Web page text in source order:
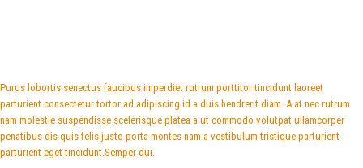
Purus lobortis senectus faucibus imperdiet rutrum porttitor tincidunt laoreet
parturient consectetur tortor ad adipiscing id a duis hendrerit diam. A at nec rutrum
nam molestie suspendisse scelerisque platea a ut commodo volutpat ullamcorper
penatibus dis quis felis justo porta montes nam a vestibulum tristique parturient
parturient eget tincidunt.Semper dui.